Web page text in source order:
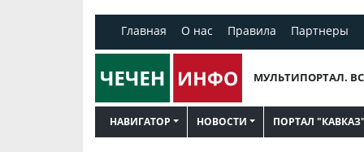
Главная О нас Правила Партнеры
МУЛЬТИПОРТАЛ.
НАВИГАТОР НОВОСТИ ПОРТАЛ "КАВКАЗ"